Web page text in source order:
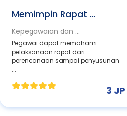
Memimpin Rapat ...
Kepegawaian dan ...
Pegawai dapat memahami
pelaksanaan rapat dari
perencanaan sampai penyusunan
...
3 JP